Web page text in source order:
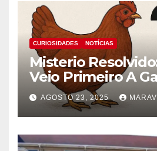
CURIOSIDADES NOTÍCIAS
Misterio
Veio Primeiro A
Ovo!
AGOSTO 23, 2025